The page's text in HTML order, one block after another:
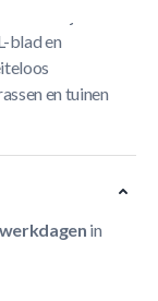
blad en
en tuinen
in